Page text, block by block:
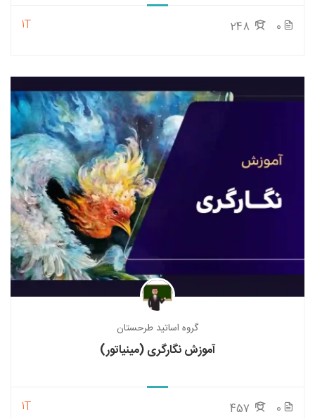
0
1T
گروه اساتید طرحستان
آموزش نگارگری (مینیاتور)
0
1T